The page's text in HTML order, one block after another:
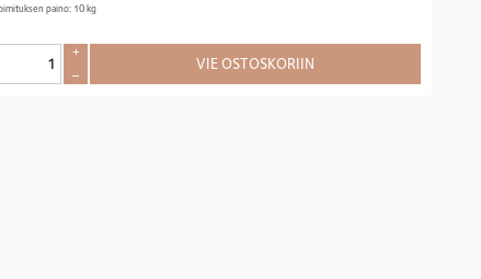
paino: 10 kg
+
–
VIE OSTOSKORIIN